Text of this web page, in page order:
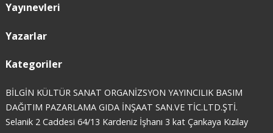
Yayınevleri
Yazarlar
Kategoriler
BİLGİN KÜLTÜR SANAT ORGANİZSYON YAYINCILIK BASIM
DAĞITIM PAZARLAMA GIDA İNŞAAT SAN.VE TİC.LTD.ŞTİ.
Selanik 2 Caddesi 64/13 Kardeniz İşhanı 3 kat Çankaya Kızılay